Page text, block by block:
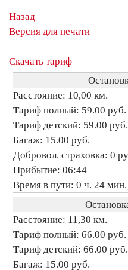
Назад
Версия для печати
Скачать тариф
Расстояние: 10,00 км.
Тариф полный: 59.00 руб.
Тариф детский: 59.00 руб.
Багаж: 15.00 руб.
Добровол. страховка: 0
Прибытие: 06:44
Время в пути: 0 ч. 24 мин.
Расстояние: 11,30 км.
Тариф полный: 66.00 руб.
Тариф детский: 66.00 руб.
Багаж: 15.00 руб.